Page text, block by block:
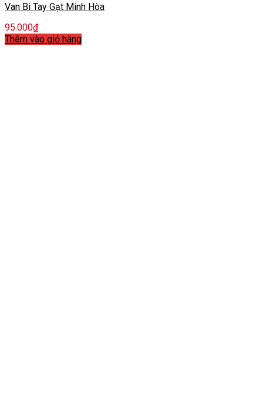
Van Bi Tay Gạt Minh Hòa
95.000₫
Thêm vào giỏ hàng